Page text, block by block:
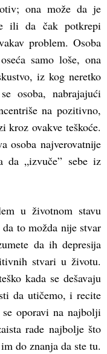
ona može da je
ili da čak potkrepi
problem. Osoba
samo loše, ona
iz kog neretko
osoba, nabrajajući
na pozitivno,
kroz ovakve teškoće.
osoba najverovatnije
da „izvuče” sebe iz
u životnom stavu
to možda nije stvar
da ih depresija
stvari u životu.
kada se dešavaju
da utičemo, i recite
oporavi na najbolji
rade najbolje što
do znanja da ste tu.